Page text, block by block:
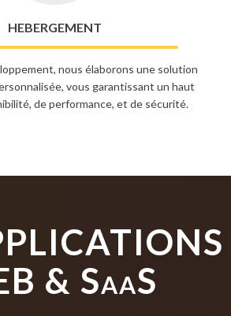
HEBERGEMENT
nous élaborons une solution
vous garantissant un haut
de performance, et de sécurité.
& SAAS